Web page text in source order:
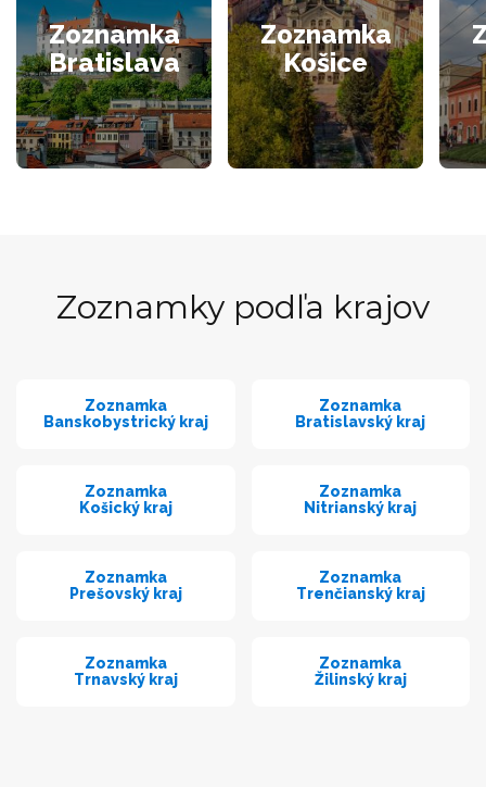
Zoznamka
Bratislava
Zoznamka
Košice
Zoznamky podľa krajov
Zoznamka
Banskobystrický kraj
Zoznamka
Bratislavský kraj
Zoznamka
Košický kraj
Zoznamka
Nitrianský kraj
Zoznamka
Prešovský kraj
Zoznamka
Trenčianský kraj
Zoznamka
Trnavský kraj
Zoznamka
Žilinský kraj